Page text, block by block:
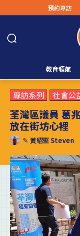
預約專訪
教育領航
專訪系列 社會公
荃灣區議員 葛
放在街坊心裡
✎ 黃紹堅 Steven